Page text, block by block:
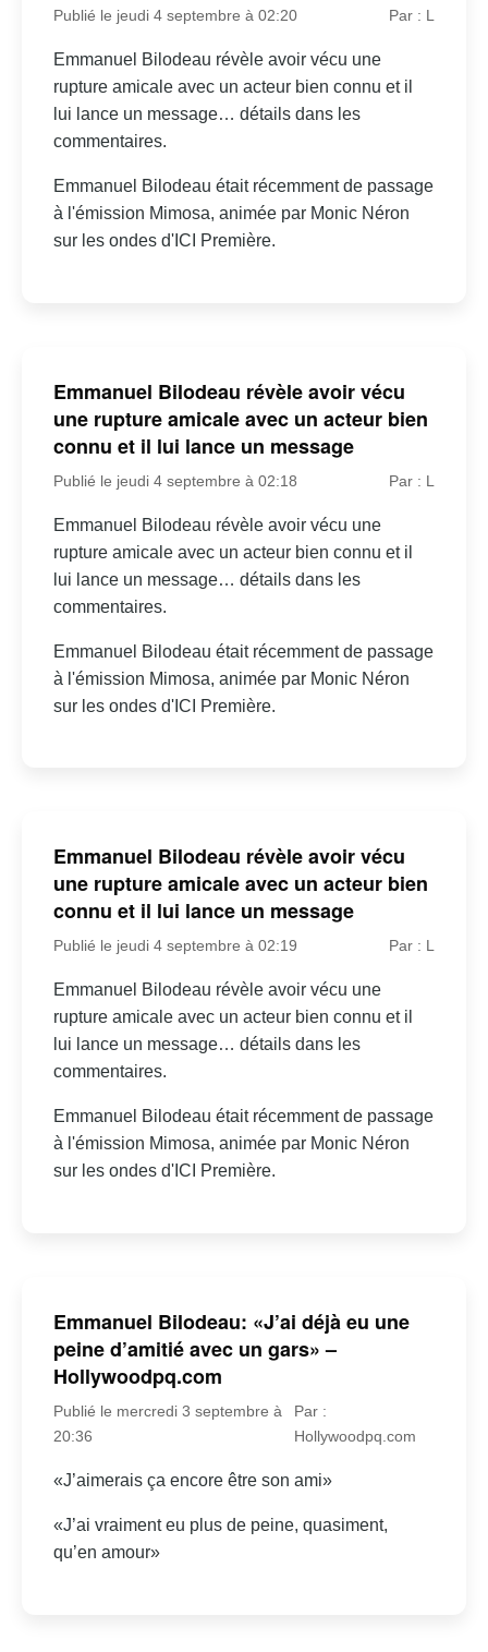
Publié le jeudi 4 septembre à 02:20 Par : L
Emmanuel Bilodeau révèle avoir vécu une
rupture amicale avec un acteur bien connu et il
lui lance un message… détails dans les
commentaires.
Emmanuel Bilodeau était récemment de passage
à l'émission Mimosa, animée par Monic Néron
sur les ondes d'ICI Première.
Emmanuel Bilodeau révèle avoir vécu
une rupture amicale avec un acteur bien
connu et il lui lance un message
Publié le jeudi 4 septembre à 02:18 Par : L
Emmanuel Bilodeau révèle avoir vécu une
rupture amicale avec un acteur bien connu et il
lui lance un message… détails dans les
commentaires.
Emmanuel Bilodeau était récemment de passage
à l'émission Mimosa, animée par Monic Néron
sur les ondes d'ICI Première.
Emmanuel Bilodeau révèle avoir vécu
une rupture amicale avec un acteur bien
connu et il lui lance un message
Publié le jeudi 4 septembre à 02:19 Par : L
Emmanuel Bilodeau révèle avoir vécu une
rupture amicale avec un acteur bien connu et il
lui lance un message… détails dans les
commentaires.
Emmanuel Bilodeau était récemment de passage
à l'émission Mimosa, animée par Monic Néron
sur les ondes d'ICI Première.
Emmanuel Bilodeau: «J’ai déjà eu une
peine d’amitié avec un gars» –
Hollywoodpq.com
Publié le mercredi 3 septembre à
20:36
Par :
Hollywoodpq.com
«J’aimerais ça encore être son ami»
«J’ai vraiment eu plus de peine, quasiment,
qu’en amour»